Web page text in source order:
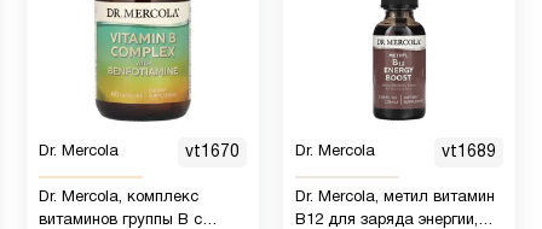
Dr. Mercola vt1670
Dr. Mercola, комплекс
витаминов группы B с
Dr. Mercola vt1689
Dr. Mercola, метил витамин
B12 для заряда энергии,